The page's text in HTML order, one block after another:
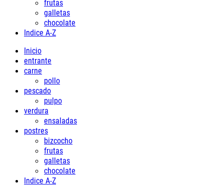
frutas
galletas
chocolate
Indice A-Z
Inicio
entrante
carne
pollo
pescado
pulpo
verdura
ensaladas
postres
bizcocho
frutas
galletas
chocolate
Indice A-Z